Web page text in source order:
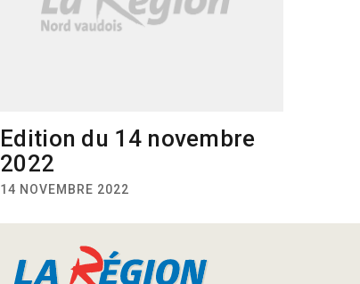
Edition du 14 novembre
2022
14 NOVEMBRE 2022